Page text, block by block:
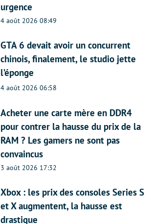
urgence
4 août 2026 08:49
GTA 6 devait avoir un concurrent
chinois, finalement, le studio jette
l’éponge
4 août 2026 06:58
Acheter une carte mère en DDR4
pour contrer la hausse du prix de la
RAM ? Les gamers ne sont pas
convaincus
3 août 2026 17:32
Xbox : les prix des consoles Series S
et X augmentent, la hausse est
drastique